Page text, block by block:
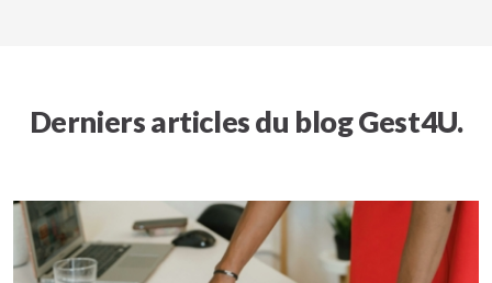
Derniers articles du blog Gest4U.